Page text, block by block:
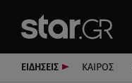
ΕΙΔΗΣΕΙΣ ΚΑΙΡΟΣ